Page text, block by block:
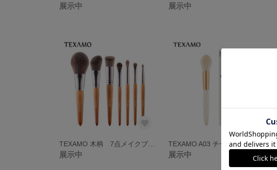
展示中 展示中
展示中
TEXAMO A03 チークブラシ
展示中